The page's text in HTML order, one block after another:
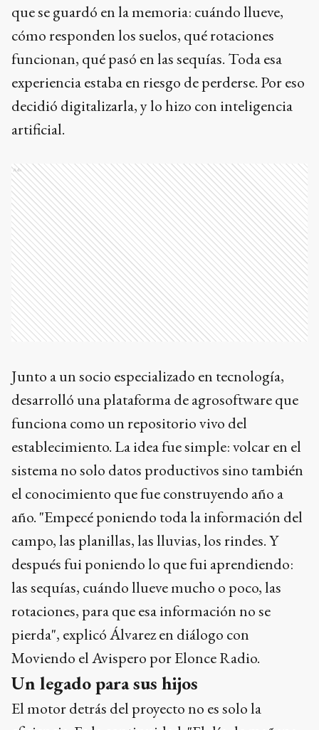
que se guardó en la memoria: cuándo llueve,
cómo responden los suelos, qué rotaciones
funcionan, qué pasó en las sequías. Toda esa
experiencia estaba en riesgo de perderse. Por eso
decidió digitalizarla, y lo hizo con inteligencia
artificial.
Ads
Junto a un socio especializado en tecnología,
desarrolló una plataforma de agrosoftware que
funciona como un repositorio vivo del
establecimiento. La idea fue simple: volcar en el
sistema no solo datos productivos sino también
el conocimiento que fue construyendo año a
año. "Empecé poniendo toda la información del
campo, las planillas, las lluvias, los rindes. Y
después fui poniendo lo que fui aprendiendo:
las sequías, cuándo llueve mucho o poco, las
rotaciones, para que esa información no se
pierda", explicó Álvarez en diálogo con
Moviendo el Avispero por Elonce Radio.
Un legado para sus hijos
El motor detrás del proyecto no es solo la